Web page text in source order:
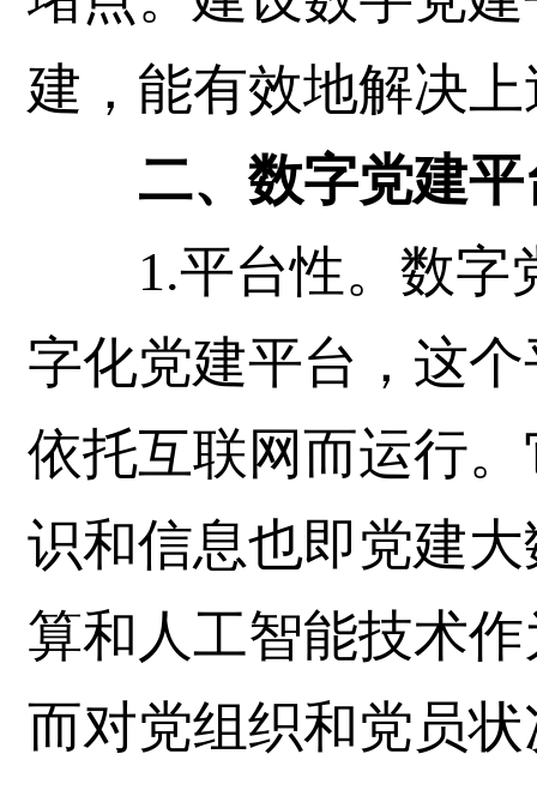
建，能有效地解决
二、数字党建
1.平台性。数字
字化党建平台，这
依托互联网而运行
识和信息也即党建
算和人工智能技术
而对党组织和党员